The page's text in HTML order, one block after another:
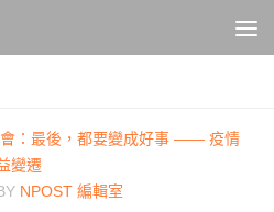
：最後，都要變成好事 —— 疫情
變遷
NPOST 編輯室